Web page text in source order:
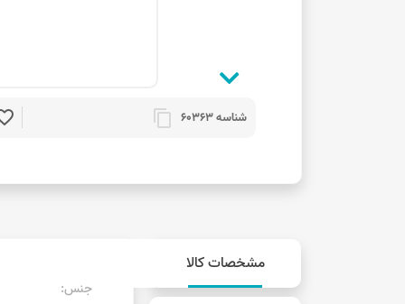
شناسه 60363 content_copy
مشخصات کالا
جنس: